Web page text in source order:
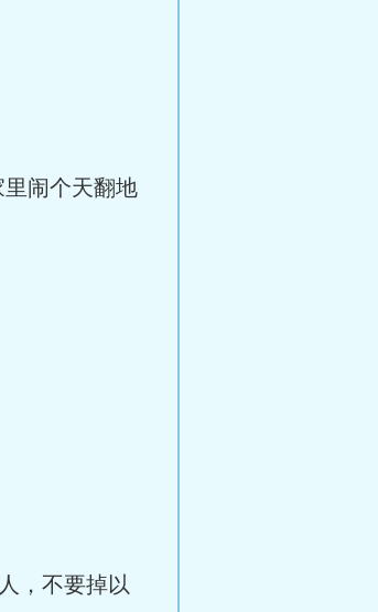
闹个天翻地
，不要掉以